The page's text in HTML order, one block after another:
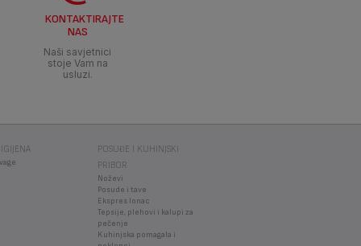
KONTAKTIRAJTE
NAS
Naši savjetnici
stoje Vam na
usluzi.
POSUĐE I KUHINJSKI
PRIBOR
Noževi
Posude i tave
Ekspres lonac
Tepsije, plehovi i kalupi za
pečenje
Kuhinjska pomagala i